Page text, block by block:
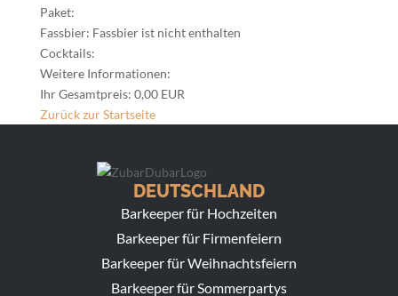
Paket:
Fassbier: Fassbier ist nicht enthalten
Cocktails:
Weitere Informationen:
Ihr Gesamtpreis: 0,00 EUR
Zurück zur Startseite
DEUTSCHLAND
Barkeeper für Hochzeiten
Barkeeper für Firmenfeiern
Barkeeper für Weihnachtsfeiern
Barkeeper für Sommerpartys